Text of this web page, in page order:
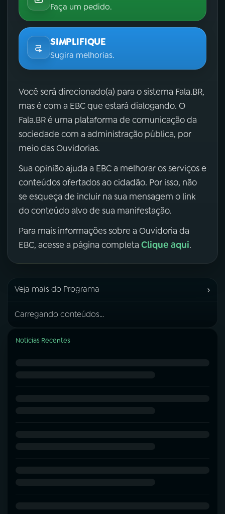
Faça um pedido.
SIMPLIFIQUE
Sugira melhorias.
Você será direcionado(a) para o sistema Fala.BR,
mas é com a EBC que estará dialogando. O
Fala.BR é uma plataforma de comunicação da
sociedade com a administração pública, por
meio das Ouvidorias.
Sua opinião ajuda a EBC a melhorar os serviços e
conteúdos ofertados ao cidadão. Por isso, não
se esqueça de incluir na sua mensagem o link
do conteúdo alvo de sua manifestação.
Para mais informações sobre a Ouvidoria da
EBC, acesse a página completa Clique aqui.
Veja mais do Programa ›
Carregando conteúdos...
Notícias Recentes